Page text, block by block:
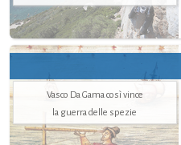
Vasco Da Gama così vince
la guerra delle spezie